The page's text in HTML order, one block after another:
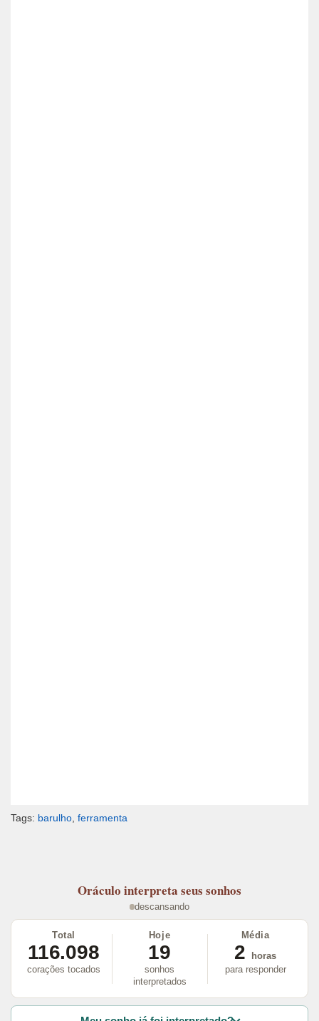
Tags: barulho ferramenta
Oráculo interpreta seus sonhos
descansando
Total
116.098
corações tocados
Hoje
19
sonhos
interpretados
Média
2
horas
para responder